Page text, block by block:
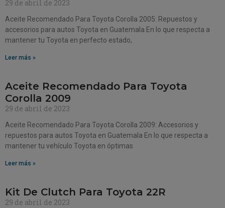
29 de abril de 2023
Aceite Recomendado Para Toyota Corolla 2005: Repuestos y
accesorios para autos Toyota en Guatemala En lo que respecta a
mantener tu Toyota en perfecto estado,
Leer más »
Aceite Recomendado Para Toyota
Corolla 2009
29 de abril de 2023
Aceite Recomendado Para Toyota Corolla 2009: Accesorios y
repuestos para autos Toyota en Guatemala En lo que respecta a
mantener tu vehículo Toyota en óptimas
Leer más »
Kit De Clutch Para Toyota 22R
29 de abril de 2023